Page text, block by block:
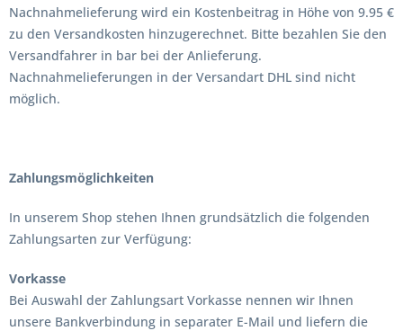
Nachnahmelieferung wird ein Kostenbeitrag in Höhe von 9.95 €
zu den Versandkosten hinzugerechnet. Bitte bezahlen Sie den
Versandfahrer in bar bei der Anlieferung.
Nachnahmelieferungen in der Versandart DHL sind nicht
möglich.
Zahlungsmöglichkeiten
In unserem Shop stehen Ihnen grundsätzlich die folgenden
Zahlungsarten zur Verfügung:
Vorkasse
Bei Auswahl der Zahlungsart Vorkasse nennen wir Ihnen
unsere Bankverbindung in separater E-Mail und liefern die